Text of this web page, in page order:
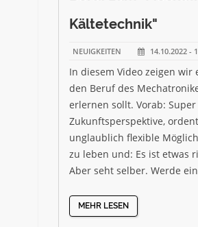
Kältetechnik"
NEUIGKEITEN 14.10.2022 -
In diesem Video zeigen wir
den Beruf des
erlernen sollt. Vorab: Super
Zukunftsperspektive,
unglaublich flexible
zu leben und: Es ist etwas
Aber seht selber. Werde
MEHR LESEN